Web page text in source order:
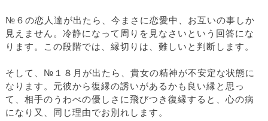
№６の恋人達が出たら、今まさに恋愛中、お互いの事しか
見えません。冷静になって周りを見なさいという回答にな
ります。この段階では、縁切りは、難しいと判断します。
そして、№１８月が出たら、貴女の精神が不安定な状態に
なります。元彼から復縁の誘いがあるかも良い縁と思っ
て、相手のうわべの優しさに飛びつき復縁すると、心の病
になり又、同じ理由でお別れします。